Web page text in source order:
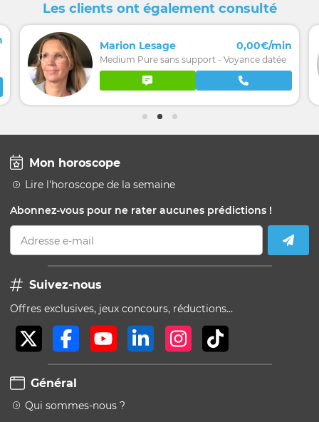
Les clients ont également consulté
Marion Lesage 0,00€/min
Medium Pure sans support - Voyance datée
Mon horoscope
Lire l'horoscope de la semaine
Abonnez-vous pour ne rater aucunes prédictions !
Adresse e-mail
Suivez-nous
Offres exclusives, jeux concours, réductions…
Général
Qui sommes-nous ?